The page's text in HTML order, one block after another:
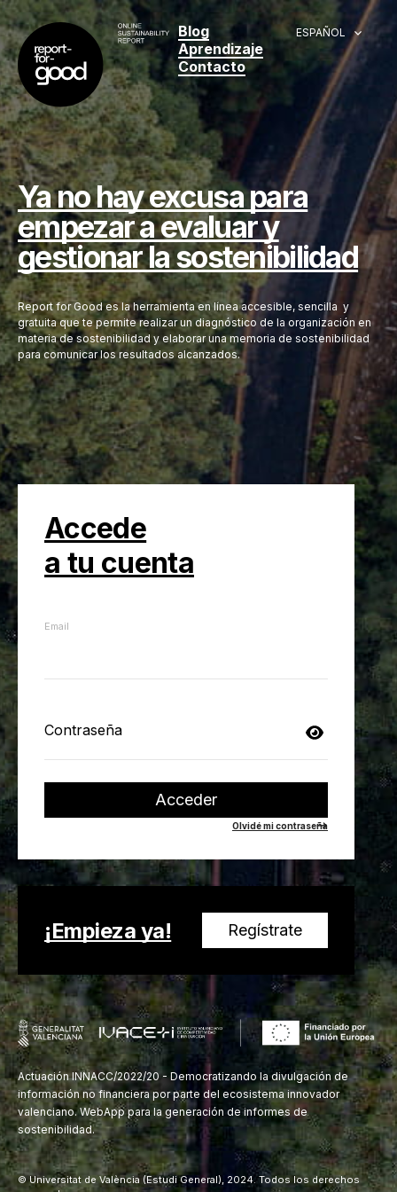
Blog
Aprendizaje
Contacto
ESPAÑOL
Ya no hay excusa para
empezar a evaluar y
gestionar la sostenibilidad
Report for Good es la herramienta en línea accesible, sencilla y
gratuita que te permite realizar un diagnóstico de la organización en
materia de sostenibilidad y elaborar una memoria de sostenibilidad
para comunicar los resultados alcanzados.
Accede
a tu cuenta
Email
Contraseña
Acceder
Olvidé mi contraseña
¡Empieza ya! Regístrate
Actuación INNACC/2022/20 - Democratizando la divulgación de
información no financiera por parte del ecosistema innovador
valenciano. WebApp para la generación de informes de
sostenibilidad.
© Universitat de València (Estudi General), 2024. Todos los derechos